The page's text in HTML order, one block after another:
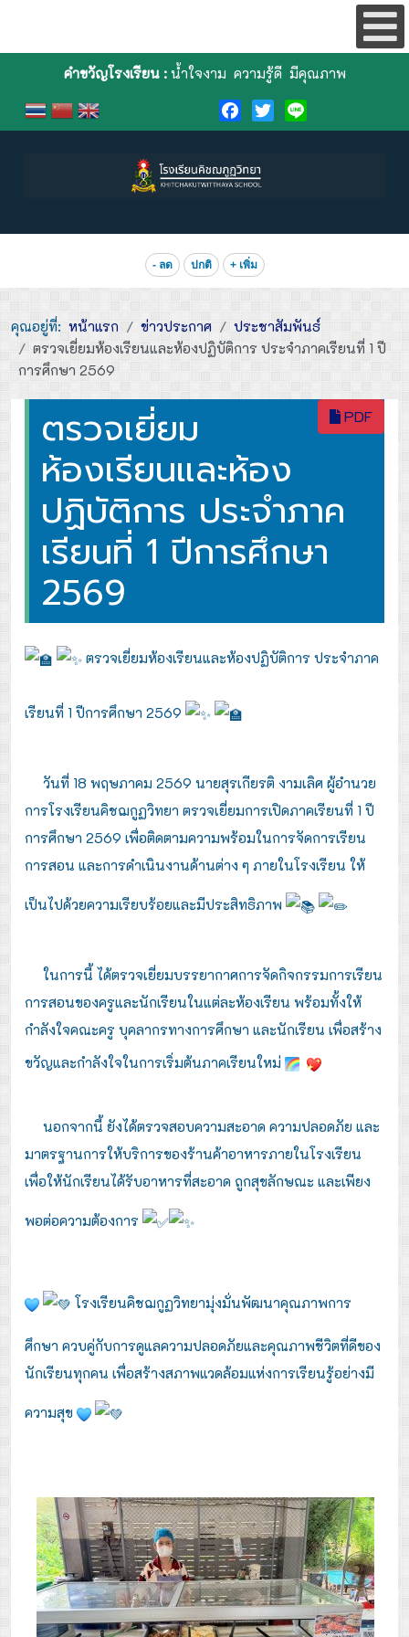
คำขวัญโรงเรียน :น้ำใจงาม ความรู้ดี มีคุณภาพ
Facebook
TwitterLine
- ลด ปกติ + เพิ่ม
คุณอยู่ที่: หน้าแรก ข่าวประกาศ
ประชาสัมพันธ์
ตรวจเยี่ยมห้องเรียนและห้องปฏิบัติการ ประจำภาคเรียนที่ 1 ปี
การศึกษา 2569
PDF
ตรวจเยี่ยม
ห้องเรียนและห้อง
ปฏิบัติการ ประจำภาค
เรียนที่ 1 ปีการศึกษา
2569
ตรวจเยี่ยมห้องเรียนและห้องปฏิบัติการ ประจำภาค
เรียนที่ 1 ปีการศึกษา 2569
วันที่ 18 พฤษภาคม 2569 นายสุรเกียรติ งามเลิศ ผู้อำนวย
การโรงเรียนคิชฌกูฏวิทยา ตรวจเยี่ยมการเปิดภาคเรียนที่ 1 ปี
การศึกษา 2569 เพื่อติดตามความพร้อมในการจัดการเรียน
การสอน และการดำเนินงานด้านต่าง ๆ ภายในโรงเรียน ให้
เป็นไปด้วยความเรียบร้อยและมีประสิทธิภาพ
ในการนี้ ได้ตรวจเยี่ยมบรรยากาศการจัดกิจกรรมการเรียน
การสอนของครูและนักเรียนในแต่ละห้องเรียน พร้อมทั้งให้
กำลังใจคณะครู บุคลากรทางการศึกษา และนักเรียน เพื่อสร้าง
ขวัญและกำลังใจในการเริ่มต้นภาคเรียนใหม่
นอกจากนี้ ยังได้ตรวจสอบความสะอาด ความปลอดภัย และ
มาตรฐานการให้บริการของร้านค้าอาหารภายในโรงเรียน
เพื่อให้นักเรียนได้รับอาหารที่สะอาด ถูกสุขลักษณะ และเพียง
พอต่อความต้องการ
โรงเรียนคิชฌกูฏวิทยามุ่งมั่นพัฒนาคุณภาพการ
ศึกษา ควบคู่กับการดูแลความปลอดภัยและคุณภาพชีวิตที่ดีของ
นักเรียนทุกคน เพื่อสร้างสภาพแวดล้อมแห่งการเรียนรู้อย่างมี
ความสุข